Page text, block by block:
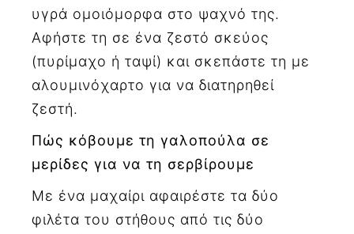
υγρά ομοιόμορφα στο ψαχνό της.
Αφήστε τη σε ένα ζεστό σκεύος
(πυρίμαχο ή ταψί) και σκεπάστε τη με
αλουμινόχαρτο για να διατηρηθεί
ζεστή.
Πώς κόβουμε τη γαλοπούλα σε
μερίδες για να τη σερβίρουμε
Με ένα μαχαίρι αφαιρέστε τα δύο
φιλέτα του στήθους από τις δύο